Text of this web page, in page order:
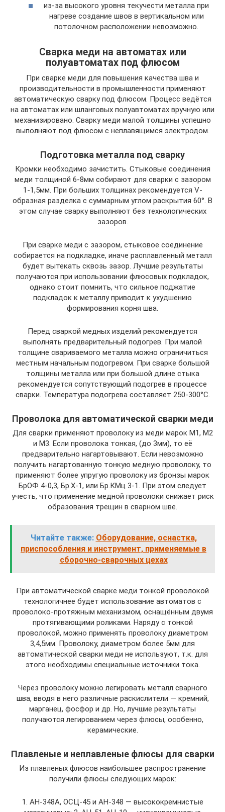
из-за высокого уровня текучести металла при
нагреве создание швов в вертикальном или
потолочном расположении невозможно.
Сварка меди на автоматах или
полуавтоматах под флюсом
При сварке меди для повышения качества шва и
производительности в промышленности применяют
автоматическую сварку под флюсом. Процесс ведётся
на автоматах или шланговых полуавтоматах вручную или
механизировано. Сварку меди малой толщины успешно
выполняют под флюсом с неплавящимся электродом.
Подготовка металла под сварку
Кромки необходимо зачистить. Стыковые соединения
меди толщиной 6-8мм собирают для сварки с зазором
1-1,5мм. При больших толщинах рекомендуется V-
образная разделка с суммарным углом раскрытия 60°. В
этом случае сварку выполняют без технологических
зазоров.
При сварке меди с зазором, стыковое соединение
собирается на подкладке, иначе расплавленный металл
будет вытекать сквозь зазор. Лучшие результаты
получаются при использовании флюсовых подкладок,
однако стоит помнить, что сильное поджатие
подкладок к металлу приводит к ухудшению
формирования корня шва.
Перед сваркой медных изделий рекомендуется
выполнять предварительный подогрев. При малой
толщине свариваемого металла можно ограничиться
местным начальным подогревом. При сварке большой
толщины металла или при большой длине стыка
рекомендуется сопутствующий подогрев в процессе
сварки. Температура подогрева составляет 250-300°C.
Проволока для автоматической сварки меди
Для сварки применяют проволоку из меди марок М1, М2
и М3. Если проволока тонкая, (до 3мм), то её
предварительно нагартовывают. Если невозможно
получить нагартованную тонкую медную проволоку, то
применяют более упругую проволоку из бронзы марок
БрОФ 4-0,3, Бр.Х-1, или Бр.КМц 3-1. При этом следует
учесть, что применение медной проволоки снижает риск
образования трещин в сварном шве.
Читайте также: Оборудование, оснастка,
приспособления и инструмент, применяемые в
сборочно-сварочных цехах
При автоматической сварке меди тонкой проволокой
технологичнее будет использование автоматов с
проволоко-протяжным механизмом, оснащённым двумя
протягивающими роликами. Наряду с тонкой
проволокой, можно применять проволоку диаметром
3,4,5мм. Проволоку, диаметром более 5мм для
автоматической сварки меди не используют, т.к. для
этого необходимы специальные источники тока.
Через проволоку можно легировать металл сварного
шва, вводя в него различные раскислители — кремний,
марганец, фосфор и др. Но, лучшие результаты
получаются легированием через флюсы, особенно,
керамические.
Плавленые и неплавленые флюсы для сварки
Из плавленых флюсов наибольшее распространение
получили флюсы следующих марок:
1. АН-348А, ОСЦ-45 и АН-348 — высококремнистые